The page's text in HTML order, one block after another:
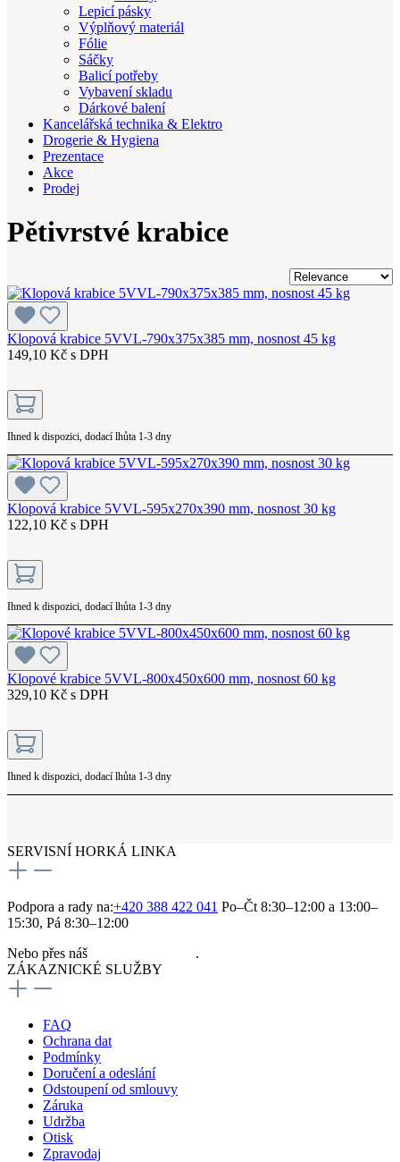
Lepicí pásky
Výplňový materiál
Fólie
Sáčky
Balicí potřeby
Vybavení skladu
Dárkové balení
Kancelářská technika & Elektro
Drogerie & Hygiena
Prezentace
Akce
Prodej
Pětivrstvé krabice
Klopová krabice 5VVL-790x375x385 mm, nosnost 45 kg
149,10 Kč s DPH
Ihned k dispozici, dodací lhůta 1-3 dny
Klopová krabice 5VVL-595x270x390 mm, nosnost 30 kg
122,10 Kč s DPH
Ihned k dispozici, dodací lhůta 1-3 dny
Klopové krabice 5VVL-800x450x600 mm, nosnost 60 kg
329,10 Kč s DPH
Ihned k dispozici, dodací lhůta 1-3 dny
SERVISNÍ HORKÁ LINKA
Podpora a rady na:+420 388 422 041 Po–Čt 8:30–12:00 a 13:00–
15:30, Pá 8:30–12:00
Nebo přes náš
.
ZÁKAZNICKÉ SLUŽBY
FAQ
Ochrana dat
Podmínky
Doručení a odeslání
Odstoupení od smlouvy
Záruka
Udržba
Otisk
Zpravodaj